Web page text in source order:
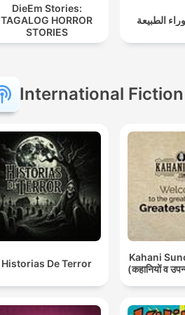
DieEm Stories:
TAGALOG HORROR
STORIES
الطبيعة
International
Historias De Terror
Kahani
(कहानियों व